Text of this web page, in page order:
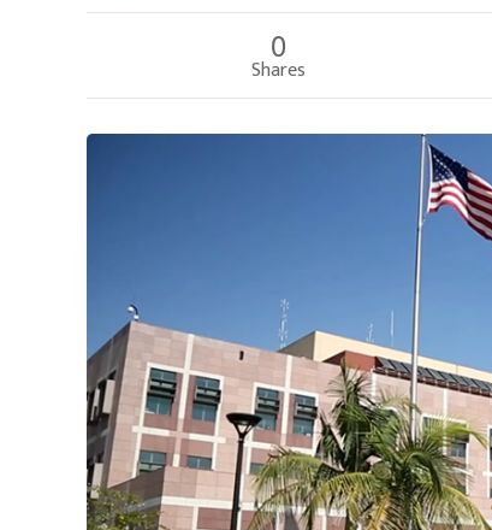
0
Shares